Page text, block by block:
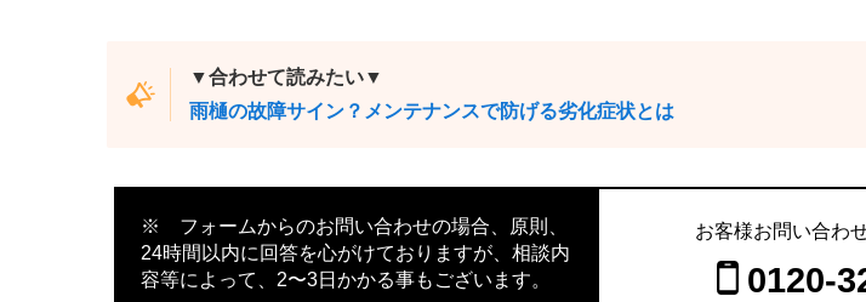
▼合わせて読みたい▼
雨樋の故障サイン？メンテナンスで防げる劣化症状とは
※ フォームからのお問い合わせの場合、原則、
24時間以内に回答を心がけておりますが、相談内
容等によって、2〜3日かかる事もございます。
お客様お問い合わ
0120-